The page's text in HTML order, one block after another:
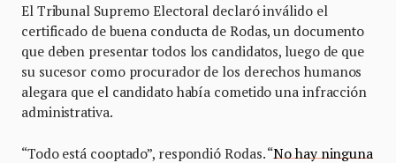
El Tribunal Supremo Electoral declaró inválido el
certificado de buena conducta de Rodas, un documento
que deben presentar todos los candidatos, luego de que
su sucesor como procurador de los derechos humanos
alegara que el candidato había cometido una infracción
administrativa.
“Todo está cooptado”, respondió Rodas. “No hay ninguna